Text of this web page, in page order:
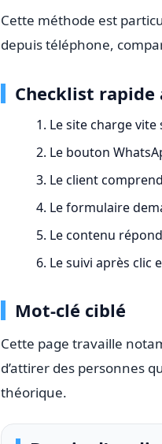
Cette méthode est
depuis téléphone,
Checklist
Le site charge
Le bouton
Le client
Le formulaire
Le contenu
Le suivi après clic
Mot-clé ciblé
Cette page travaille
d’attirer des personnes
théorique.